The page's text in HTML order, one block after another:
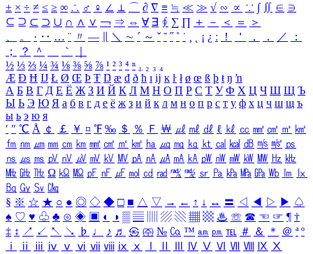
± × ÷ ≠ ≤ ≥ ∞ ∴ ♂ ♀ ∠ ⊥ ⌒ ∂ ∇ ≡ ≒ ≪ ≫ √ ∽ ∝ ∵ ∫ ∬ ∈ ∋
⊆ ⊇ ⊂ ⊃ ∪ ∩ ∧ ∨ ￢ ⇒ ⇔ ∀ ∃ ∮ ∑ ∏ ＋ － ＜ ＝
＞
、
。 · ‥ … ¨ 〃 ― ＼ ∼ ´ ～ ˇ ˘ ˝ ˚ ˙ ¸ ¡ ¿ ː ！ ＇ ， ． ／
：
；
？ ＾ ｀
½ ⅓ ⅔ ¼ ¾ ⅛ ⅜ ⅝ ⅞ ¹ ² ³ ⁴ ⁿ ₁ ₂ ₃ ₄
Æ Ð Ħ Ĳ Ł Ø Œ Þ Ŧ Ŋ æ đ ð ħ ı ĳ ĸ ŀ ł ø œ ß þ ŧ ŋ ŉ
А Б В Г Д Е Ё Ж З И Й К Л М Н О П Р С Т У Ф Х Ц Ч Ш Щ Ъ
Ы Ь Э Ю Я а б в г д е ё ж з и й к л м н о п р с т у ф х ц ч ш щ ъ
ы ь э ю я
′ ″ ℃ Å ￠ ￡ ￥ ¤ ℉ ‰ ＄ ％ Ｆ ￦ ㎕ ㎖ ㎗ ℓ ㎘ ㏄ ㎣ ㎤ ㎥ ㎦
㎙ ㎚ ㎛ ㎜ ㎝ ㎞ ㎟ ㎠ ㎡ ㎢ ㏊ ㎍ ㎎ ㎏ ㏏ ㎈ ㎉ ㏈ ㎧ ㎨ ㎰
㎱ ㎲ ㎳ ㎴ ㎵ ㎶ ㎷ ㎸ ㎹ ㎀ ㎁ ㎂ ㎃ ㎄ ㎺ ㎻ ㎽ ㎾ ㎿ ㎐ ㎑
㎒ ㎓ ㎔ Ω ㏀ ㏁ ㎊ ㎋ ㎌ ㏖ ㏅ ㎭ ㎮ ㎯ ㏛ ㎩ ㎪ ㎫ ㎬ ㏝ ㏐
㏓
㏃ ㏉ ㏜ ㏆
§ ※ ☆ ★ ○ ● ◎ ◇ ◆ □ ■ △ ▽ → ← ↑ ↓ ↔ 〓 ◁ ◀ ▷ ▶ ♤
♠ ♡ ♥ ♧ ♣ ⊙ ◈ ▣ ◐ ◑ ▒ ▤ ▨ ▧ ▦ ▩ ♨ ☏ ☎ ☜ ☞ ¶ †
‡ ↕ ↗ ↙ ↖ ↘ ♭ ♩ ♪ ♬ ㉿ ㈜ № ㏇ ™ ㏂ ㏘ ℡ ＃ ＆ ＊ ＠ ª º
ⅰ
ⅱ ⅲ ⅳ ⅴ ⅵ ⅶ ⅷ ⅸ ⅹ Ⅳ Ⅴ Ⅵ Ⅶ Ⅷ Ⅸ Ⅹ